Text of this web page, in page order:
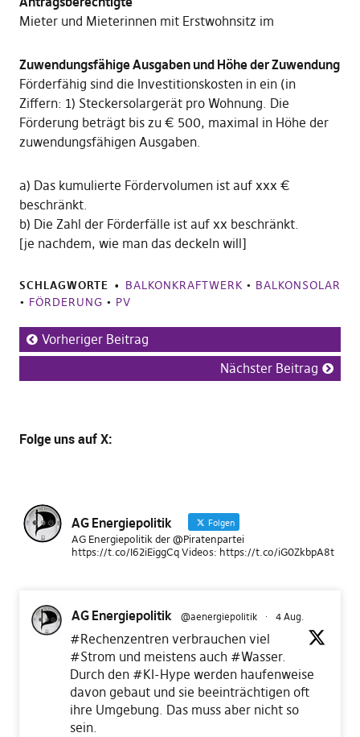
Mieter und Mieterinnen mit Erstwohnsitz im
Zuwendungsfähige Ausgaben und Höhe der Zuwendung
Förderfähig sind die Investitionskosten in ein (in
Ziffern: 1) Steckersolargerät pro Wohnung. Die
Förderung beträgt bis zu € 500, maximal in Höhe der
zuwendungsfähigen Ausgaben.
a) Das kumulierte Fördervolumen ist auf xxx €
beschränkt.
b) Die Zahl der Förderfälle ist auf xx beschränkt.
[je nachdem, wie man das deckeln will]
SCHLAGWORTE BALKONKRAFTWERK • BALKONSOLAR
• FÖRDERUNG • PV
Vorheriger Beitrag
Nächster Beitrag
Folge unsauf X:
AG Energiepolitik Folgen
AG Energiepolitik der @Piratenpartei
https://t.co/I62iEiggCq Videos: https://t.co/iG0ZkbpA8t
AG Energiepolitik @aenergiepolitik · 4 Aug.
#Rechenzentrenverbrauchen viel
#Strom und meistens auch #Wasser.
Durch den #KI-Hype werden haufenweise
davon gebaut und sie beeinträchtigen oft
ihre Umgebung. Das muss aber nicht so
sein.